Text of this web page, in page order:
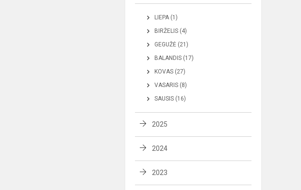
LIEPA (1)
BIRŽELIS (4)
GEGUŽĖ (21)
BALANDIS (17)
KOVAS (27)
VASARIS (8)
SAUSIS (16)
2025
2024
2023